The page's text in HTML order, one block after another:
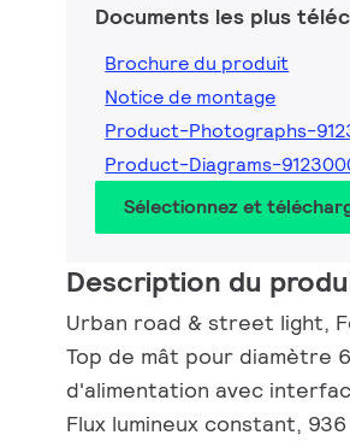
Documents les plus
Brochure du produit
Notice de montage
Product-Photographs-
Product-Diagrams-
Sélectionnez et
Description du
Urban road & street light,
Top de mât pour diamètre
d'alimentation avec
Flux lumineux constant, 936